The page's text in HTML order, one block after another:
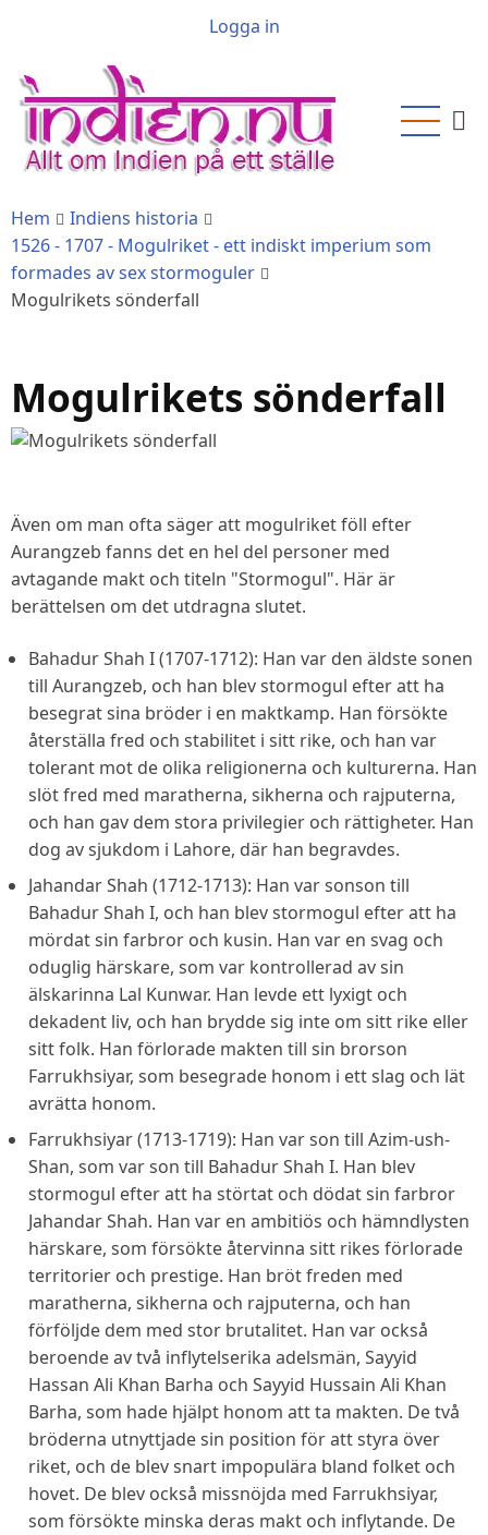
huvudinnehåll
User
menu
Logga in
Hem
Indiens historia
1526 - 1707 - Mogulriket - ett indiskt imperium som
formades av sex stormoguler
Mogulrikets sönderfall
Mogulrikets sönderfall
Även om man ofta säger att mogulriket föll efter
Aurangzeb fanns det en hel del personer med
avtagande makt och titeln "Stormogul". Här är
berättelsen om det utdragna slutet.
Bahadur Shah I (1707-1712): Han var den äldste sonen
till Aurangzeb, och han blev stormogul efter att ha
besegrat sina bröder i en maktkamp. Han försökte
återställa fred och stabilitet i sitt rike, och han var
tolerant mot de olika religionerna och kulturerna. Han
slöt fred med maratherna, sikherna och rajputerna,
och han gav dem stora privilegier och rättigheter. Han
dog av sjukdom i Lahore, där han begravdes.
Jahandar Shah (1712-1713): Han var sonson till
Bahadur Shah I, och han blev stormogul efter att ha
mördat sin farbror och kusin. Han var en svag och
oduglig härskare, som var kontrollerad av sin
älskarinna Lal Kunwar. Han levde ett lyxigt och
dekadent liv, och han brydde sig inte om sitt rike eller
sitt folk. Han förlorade makten till sin brorson
Farrukhsiyar, som besegrade honom i ett slag och lät
avrätta honom.
Farrukhsiyar (1713-1719): Han var son till Azim-ush-
Shan, som var son till Bahadur Shah I. Han blev
stormogul efter att ha störtat och dödat sin farbror
Jahandar Shah. Han var en ambitiös och hämndlysten
härskare, som försökte återvinna sitt rikes förlorade
territorier och prestige. Han bröt freden med
maratherna, sikherna och rajputerna, och han
förföljde dem med stor brutalitet. Han var också
beroende av två inflytelserika adelsmän, Sayyid
Hassan Ali Khan Barha och Sayyid Hussain Ali Khan
Barha, som hade hjälpt honom att ta makten. De två
bröderna utnyttjade sin position för att styra över
riket, och de blev snart impopulära bland folket och
hovet. De blev också missnöjda med Farrukhsiyar,
som försökte minska deras makt och inflytande. De